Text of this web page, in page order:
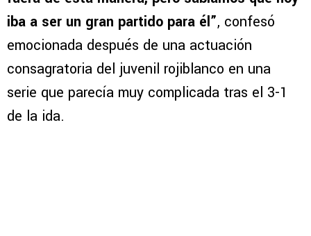
iba a ser un gran partido para él”, confesó
emocionada después de una actuación
consagratoria del juvenil rojiblanco en una
serie que parecía muy complicada tras el 3-1
de la ida.